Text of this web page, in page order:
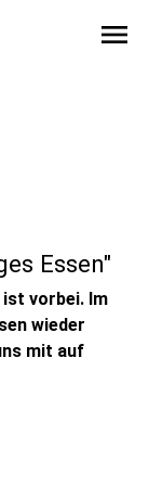
menu
Essen"
vorbei. Im
wieder
mit auf